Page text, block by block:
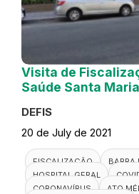
Visita de
Saúde Santa Maria
DEFIS
20 de July de 2021
FISCALIZAÇÃO BARRA
HOSPITAL GERAL
CORONAVÍRUS
ATO